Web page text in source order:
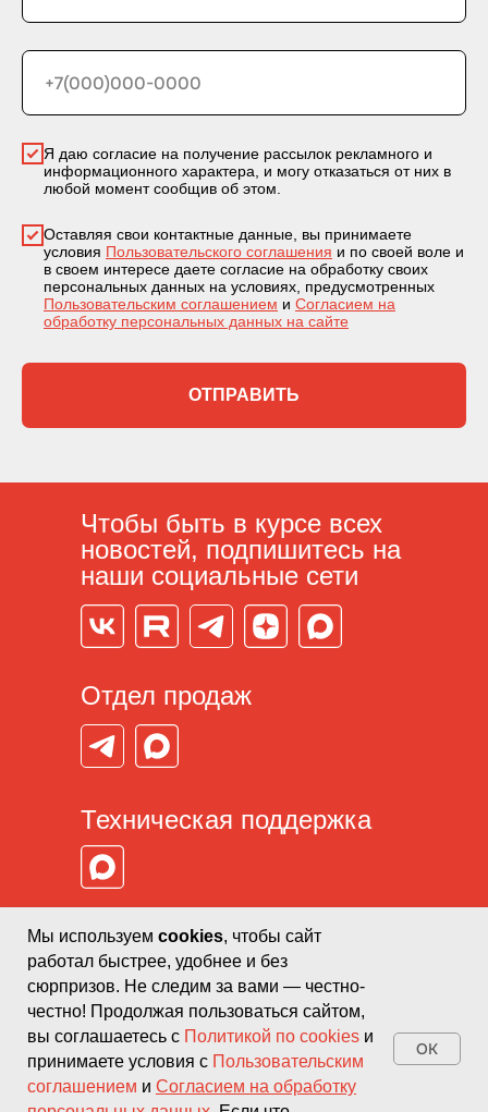
Я даю согласие на получение рассылок рекламного и
информационного характера, и могу отказаться от них в
любой момент сообщив об этом.
Оставляя свои контактные данные, вы принимаете
условия Пользовательского соглашения и по своей воле и
в своем интересе даете согласие на обработку своих
персональных данных на условиях, предусмотренных
Пользовательским соглашением и Согласием на
обработку персональных данных на сайте
ОТПРАВИТЬ
Мы используем cookies, чтобы сайт
работал быстрее, удобнее и без
сюрпризов. Не следим за вами — честно-
честно! Продолжая пользоваться сайтом,
вы соглашаетесь с Политикой по cookies и
принимаете условия с Пользовательским
соглашением и Согласием на обработку
OK
Разработали в Конформа
ООО ИНФОЛАЙН КОНСАЛТИНГ
ИНН: 2721105250
Сб — Вс: Выходной
Политика конфиденциальности
Согласие на обработку
персональных данных
Пользовательское соглашение
Чтобы быть в курсе всех
новостей, подпишитесь на
наши социальные сети
Отдел продаж
Техническая поддержка